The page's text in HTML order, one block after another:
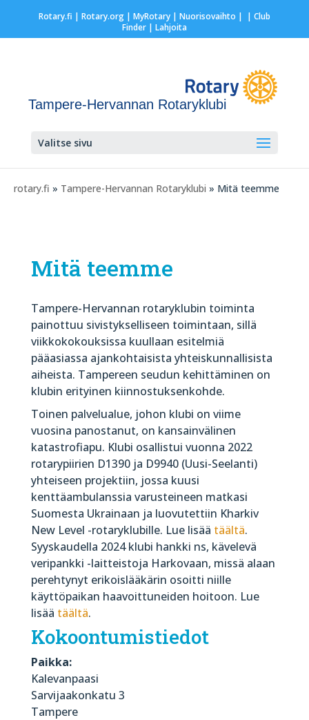
Rotary.fi | Rotary.org| MyRotary | Nuorisovaihto | | Club
Finder| Lahjoita
Tampere-Hervannan Rotaryklubi
Valitse sivu
rotary.fi » Tampere-Hervannan Rotaryklubi » Mitä teemme
Mitä teemme
Tampere-Hervannan rotaryklubin toiminta
painottuu sivistykselliseen toimintaan, sillä
viikkokokouksissa kuullaan esitelmiä
pääasiassa ajankohtaisista yhteiskunnallisista
aiheista. Tampereen seudun kehittäminen on
klubin erityinen kiinnostuksenkohde.
Toinen palvelualue, johon klubi on viime
vuosina panostanut, on kansainvälinen
katastrofiapu. Klubi osallistui vuonna 2022
rotarypiirien D1390 ja D9940 (Uusi-Seelanti)
yhteiseen projektiin, jossa kuusi
kenttäambulanssia varusteineen matkasi
Suomesta Ukrainaan ja luovutettiin Kharkiv
New Level -rotaryklubille. Lue lisää täältä.
Syyskaudella 2024 klubi hankki ns, kävelevä
veripankki -laitteistoja Harkovaan, missä alaan
perehtynyt erikoislääkärin osoitti niille
käyttöpaikan haavoittuneiden hoitoon. Lue
lisää täältä.
Kokoontumistiedot
Paikka:
Kalevanpaasi
Sarvijaakonkatu 3
Tampere